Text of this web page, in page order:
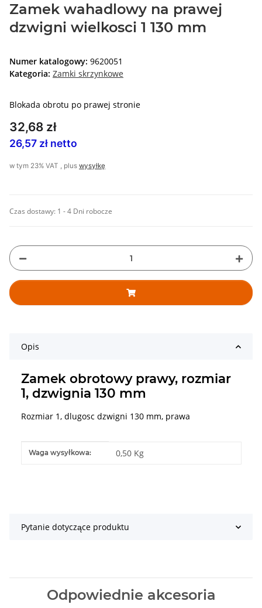
Zamek wahadlowy na prawej
dzwigni wielkosci 1 130 mm
Numer katalogowy: 9620051
Kategoria: Zamki skrzynkowe
Blokada obrotu po prawej stronie
32,68 zł
26,57 zł netto
w tym 23% VAT , plus wysyłkę
Czas dostawy: 1 - 4 Dni robocze
Opis
Zamek obrotowy prawy, rozmiar
1, dzwignia 130 mm
Rozmiar 1, dlugosc dzwigni 130 mm, prawa
#productDetails.itemInformation#
#productDetails.itemValue#
Waga wysyłkowa: 0,50 Kg
Pytanie dotyczące produktu
Odpowiednie akcesoria